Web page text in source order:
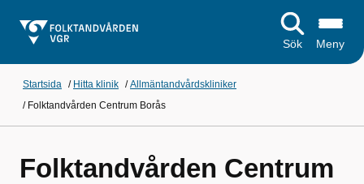
Sök Meny
Startsida / Hitta klinik /Allmäntandvårdskliniker
/ Folktandvården Centrum Borås
Folktandvården Centrum